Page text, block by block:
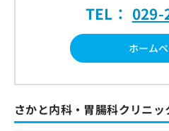
TEL： 029-
ホーム
さかと内科・胃腸科クリニッ